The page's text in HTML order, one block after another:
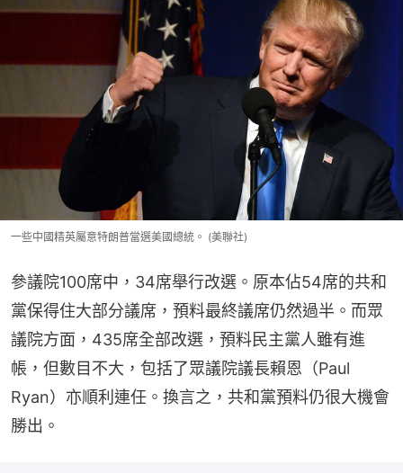
一些中國精英屬意特朗普當選美國總統。 (美聯社)
參議院100席中，34席舉行改選。原本佔54席的共和
黨保得住大部分議席，預料最終議席仍然過半。而眾
議院方面，435席全部改選，預料民主黨人雖有進
帳，但數目不大，包括了眾議院議長賴恩（Paul
Ryan）亦順利連任。換言之，共和黨預料仍很大機會
勝出。